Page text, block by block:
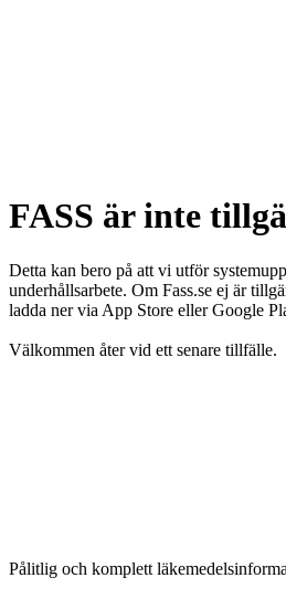
FASS är inte
Detta kan bero på att vi utför
underhållsarbete. Om Fass.se ej är
ladda ner via App Store eller Google
Välkommen åter vid ett senare tillfälle.
Pålitlig och komplett